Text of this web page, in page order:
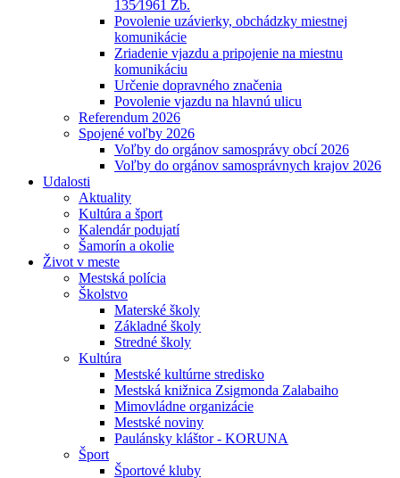
135⁄1961 Zb.
Povolenie uzávierky, obchádzky miestnej
komunikácie
Zriadenie vjazdu a pripojenie na miestnu
komunikáciu
Určenie dopravného značenia
Povolenie vjazdu na hlavnú ulicu
Referendum 2026
Spojené voľby 2026
Voľby do orgánov samosprávy obcí 2026
Voľby do orgánov samosprávnych krajov 2026
Udalosti
Aktuality
Kultúra a šport
Kalendár podujatí
Šamorín a okolie
Život v meste
Mestská polícia
Školstvo
Materské školy
Základné školy
Stredné školy
Kultúra
Mestské kultúrne stredisko
Mestská knižnica Zsigmonda Zalabaiho
Mimovládne organizácie
Mestské noviny
Paulánsky kláštor - KORUNA
Šport
Športové kluby